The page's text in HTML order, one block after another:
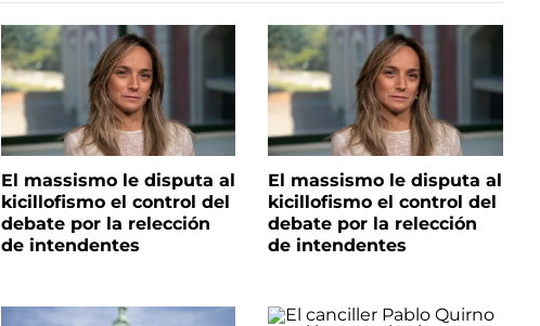
El massismo le disputa al
kicillofismo el control del
debate por la relección
de intendentes
El massismo le disputa al
kicillofismo el control del
debate por la relección
de intendentes